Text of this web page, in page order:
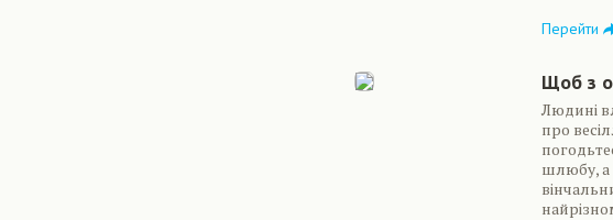
Перейти
Щоб з
Людині
про
шлюбу, а